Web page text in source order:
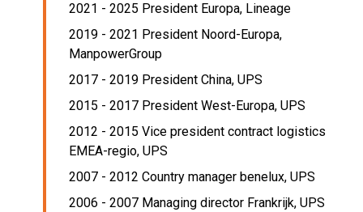
2021 - 2025 President Europa, Lineage
2019 - 2021 President Noord-Europa,
ManpowerGroup
2017 - 2019 President China, UPS
2015 - 2017 President West-Europa, UPS
2012 - 2015 Vice president contract logistics
EMEA-regio, UPS
2007 - 2012 Country manager benelux, UPS
2006 - 2007 Managing director Frankrijk, UPS